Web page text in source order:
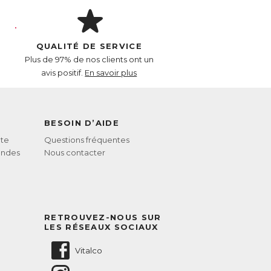
QUALITÉ DE SERVICE
Plus de 97% de nos clients ont un
avis positif. En savoir plus
BESOIN D’AIDE
Questions fréquentes
Nous contacter
RETROUVEZ-NOUS SUR
LES RÉSEAUX SOCIAUX
Vitalco